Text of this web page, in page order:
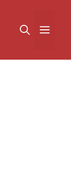
القائمة